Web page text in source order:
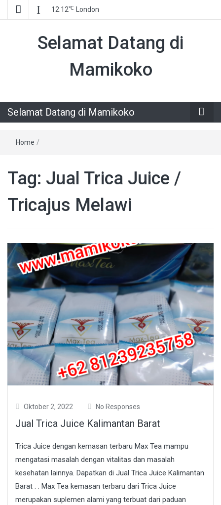
12.12℃ London
Selamat Datang di
Mamikoko
Selamat Datang di Mamikoko
Home /
Tag: Jual Trica Juice /
Tricajus Melawi
Oktober 2, 2022 No Responses
Jual Trica Juice Kalimantan Barat
Trica Juice dengan kemasan terbaru Max Tea mampu
mengatasi masalah dengan vitalitas dan masalah
kesehatan lainnya. Dapatkan di Jual Trica Juice Kalimantan
Barat . . Max Tea kemasan terbaru dari Trica Juice
merupakan suplemen alami yang terbuat dari paduan